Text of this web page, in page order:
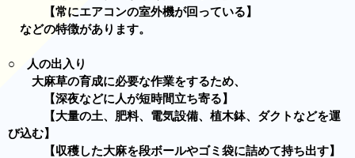
【常にエアコンの室外機が回っている】
などの特徴があります。
○ 人の出入り
大麻草の育成に必要な作業をするため、
【深夜などに人が短時間立ち寄る】
【大量の土、肥料、電気設備、植木鉢、ダクトなどを運
び込む】
【収穫した大麻を段ボールやゴミ袋に詰めて持ち出す】